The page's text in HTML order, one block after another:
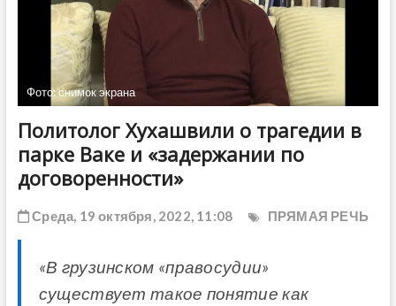
Фото: снимок экрана
Политолог Хухашвили о трагедии в
парке Ваке и «задержании по
договоренности»
Среда, 19 октября, 2022, 11:08 ПРЯМАЯ РЕЧЬ
«В грузинском «правосудии»
существует такое понятие как